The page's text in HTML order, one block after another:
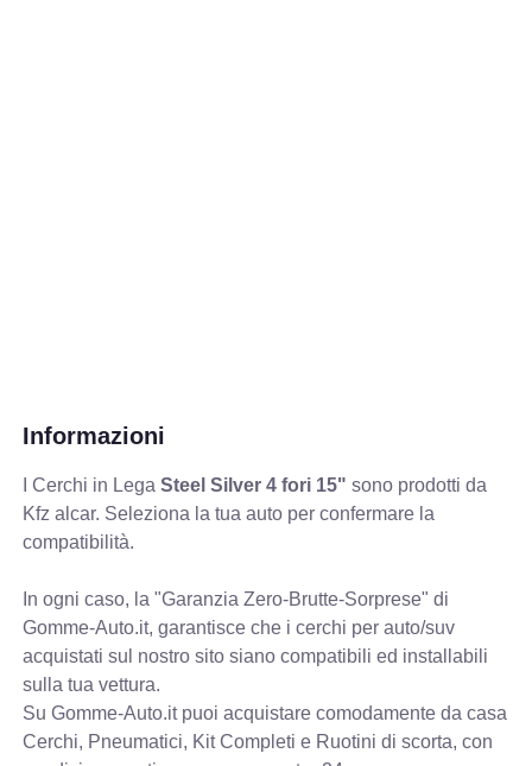
Informazioni
I Cerchi in LegaSteel Silver 4 fori 15" sono prodotti da
Kfz alcar. Seleziona la tua auto per confermare la
compatibilità.
In ogni caso, la "Garanzia Zero-Brutte-Sorprese" di
Gomme-Auto.it, garantisce che i cerchi per auto/suv
acquistati sul nostro sito siano compatibili ed installabili
sulla tua vettura.
Su Gomme-Auto.it puoi acquistare comodamente da casa
Cerchi, Pneumatici, Kit Completi e Ruotini di scorta, con